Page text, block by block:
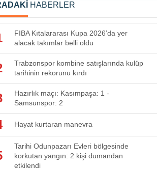
HABERLER
FIBA Kıtalararası Kupa 2026’da yer
alacak takımlar belli oldu
Trabzonspor kombine satışlarında kulüp
tarihinin rekorunu kırdı
Hazırlık maçı: Kasımpaşa: 1 -
Samsunspor: 2
Hayat kurtaran manevra
Tarihi Odunpazarı Evleri bölgesinde
korkutan yangın: 2 kişi dumandan
etkilendi